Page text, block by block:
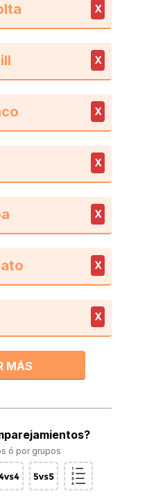
X
X
X
X
X
X
X
MÁS
ó por grupos